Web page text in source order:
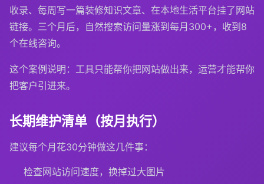
收录、每周写一篇装修知识文章、在本地生活平台挂了网站
链接。三个月后，自然搜索访问量涨到每月300+，收到8
个在线咨询。
这个案例说明：工具只能帮你把网站做出来，运营才能帮你
把客户引进来。
长期维护清单（按月执行）
建议每个月花30分钟做这几件事：
检查网站访问速度，换掉过大图片